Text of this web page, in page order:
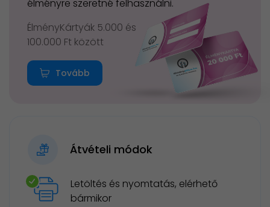
élményre szeretné felhasználni.
ÉlményKártyák 5.000 és
100.000 Ft között
Tovább
Átvételi módok
Letöltés és nyomtatás, elérhető
bármikor